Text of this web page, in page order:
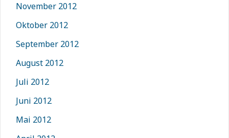
November 2012
Oktober 2012
September 2012
August 2012
Juli 2012
Juni 2012
Mai 2012